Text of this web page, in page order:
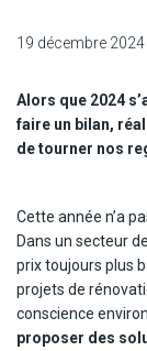
19 décembre 2024
Alors que 2024
faire un bilan,
de tourner nos
Cette année n’a
Dans un secteur
prix toujours plus
projets de
conscience
proposer des